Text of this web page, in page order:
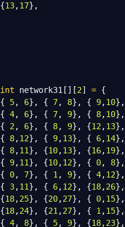
{13,17} ,
int network31[ ] [2] = {
{ 5, 6} , { 7, 8} , { 9,10}
{ 4, 6} , { 7, 9} , { 8,10}
{ 2, 6} , { 8, 9} , {12,13}
{ 8,12} , { 9,13} , { 6,14}
{ 8,11} , {10,13} , {16,19}
{ 9,11} , {10,12} , { 0, 8}
{ 0, 7} , { 1, 9} , { 4,12}
{ 3,11} , { 6,12} , {18,26}
{18,25} , {20,27} , { 0,15}
{18,24} , {21,27} , { 1,15}
{ 4, 8} , { 5, 9} , {18,23}